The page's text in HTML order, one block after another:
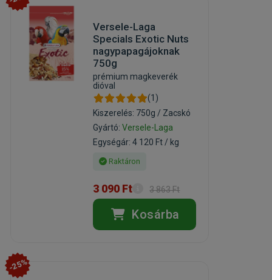
Versele-Laga
Specials Exotic Nuts
nagypapagájoknak
750g
prémium magkeverék
dióval
(1)
Kiszerelés: 750g / Zacskó
Gyártó:Versele-Laga
Egységár: 4 120 Ft / kg
Raktáron
3 090 Ft 3 863 Ft
Kosárba
-25%